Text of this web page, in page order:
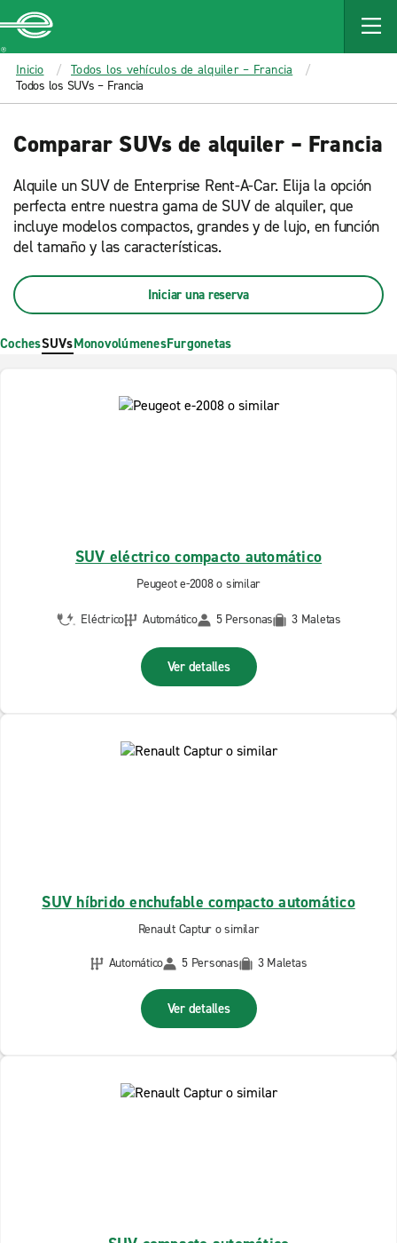
MAIN
CONTENT
Enterprise
Inicio
Todos los vehículos de alquiler – Francia
Todos los SUVs – Francia
Comparar SUVs de alquiler – Francia
Alquile un SUV de Enterprise Rent-A-Car. Elija la opción
perfecta entre nuestra gama de SUV de alquiler, que
incluye modelos compactos, grandes y de lujo, en función
del tamaño y las características.
Iniciar una reserva
CochesSUVsMonovolúmenesFurgonetas
SUV eléctrico compacto automático
Peugeot e-2008 o similar
Eléctrico Automático 5 Personas 3 Maletas
Ver detalles
SUV híbrido enchufable compacto automático
Renault Captur o similar
Automático
5 Personas 3 Maletas
Ver detalles